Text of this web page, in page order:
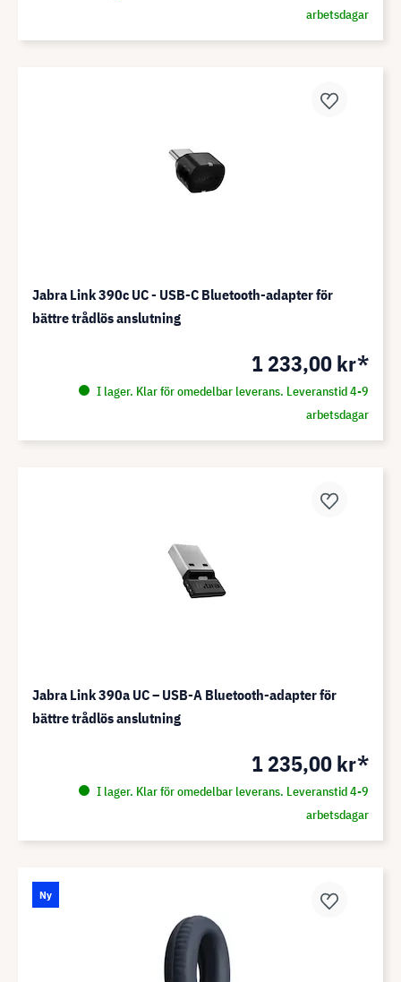
arbetsdagar
Jabra Link 390c UC - USB-C Bluetooth-adapter för
bättre trådlös anslutning
1 233,00 kr*
I lager. Klar för omedelbar leverans. Leveranstid 4-9
arbetsdagar
Jabra Link 390a UC – USB-A Bluetooth-adapter för
bättre trådlös anslutning
1 235,00 kr*
I lager. Klar för omedelbar leverans. Leveranstid 4-9
arbetsdagar
Ny